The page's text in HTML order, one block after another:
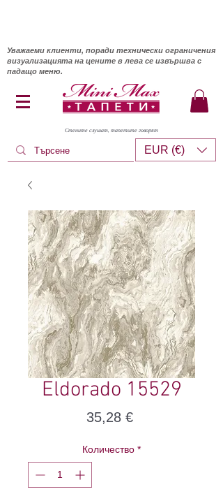
Уважаеми клиенти, поради технически ограничения
визуализацията на цените в лева се извършва с
падащо меню.
Стените слушат, тапетите говорят
EUR (€)
Eldorado 15529
35,28 €Цена
Количество *